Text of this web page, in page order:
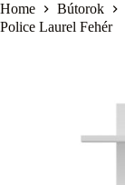
Home Bútorok
Police Laurel Fehér